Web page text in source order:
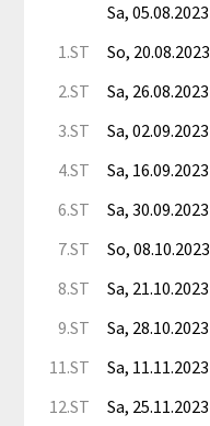
Sa, 05.08.2023
1.ST
So, 20.08.2023
2.ST
Sa, 26.08.2023
3.ST
Sa, 02.09.2023
4.ST
Sa, 16.09.2023
6.ST
Sa, 30.09.2023
7.ST
So, 08.10.2023
8.ST
Sa, 21.10.2023
9.ST
Sa, 28.10.2023
11.ST
Sa, 11.11.2023
12.ST
Sa, 25.11.2023